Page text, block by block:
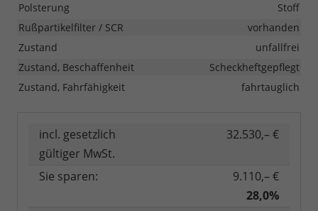
Polsterung
Stoff
Rußpartikelfilter / SCR
vorhanden
Zustand
unfallfrei
Zustand, Beschaffenheit
Scheckheftgepflegt
Zustand, Fahrfähigkeit
fahrtauglich
incl. gesetzlich
gültiger MwSt.
32.530,– €
Sie sparen:
9.110,– €
28,0%